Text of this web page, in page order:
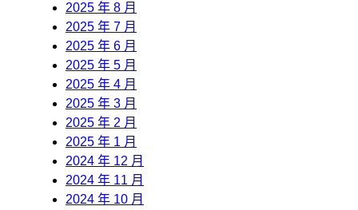
2025 年 8 月
2025 年 7 月
2025 年 6 月
2025 年 5 月
2025 年 4 月
2025 年 3 月
2025 年 2 月
2025 年 1 月
2024 年 12 月
2024 年 11 月
2024 年 10 月